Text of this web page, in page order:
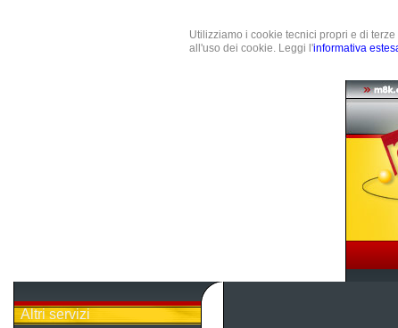
Utilizziamo i cookie tecnici propri e di
all'uso dei cookie. Leggi l'informativa
Altri servizi